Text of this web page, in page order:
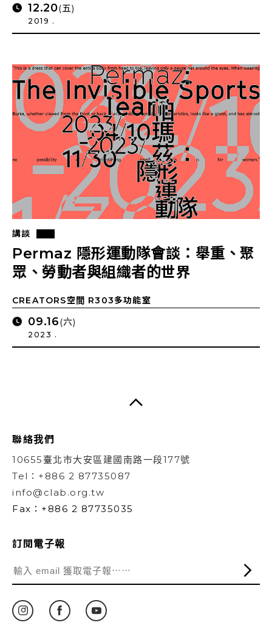
12.20(五)
2019 .
講談
Permaz 隱形運動隊會談：舉重、聚
眾、勞動者與組織者的世界
CREATORS空間 R303多功能室
09.16(六)
2023 .
聯絡我們
10655臺北市大安區建國南路一段177號
Tel：+886 2 87735087
info@clab.org.tw
Fax：+886 2 87735035
訂閱電子報